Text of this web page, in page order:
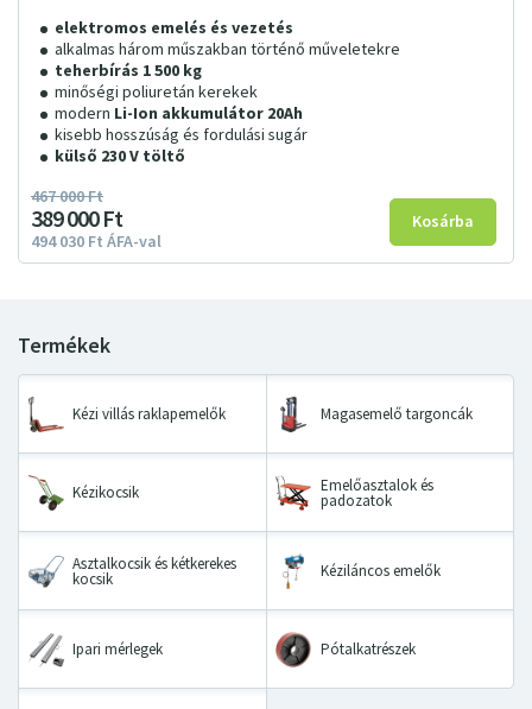
elektromos emelés és vezetés
alkalmas három műszakban történő műveletekre
teherbírás 1 500 kg
minőségi poliuretán kerekek
modern Li-Ion akkumulátor 20Ah
kisebb hosszúság és fordulási sugár
külső 230 V töltő
467000Ft
389000Ft
494 030 Ft ÁFA-val
Kézi villás raklapemelők Magasemelő targoncák
Kézikocsik Emelőasztalok és
padozatok
Asztalkocsik és kétkerekes
kocsik Kéziláncos emelők
Ipari mérlegek Pótalkatrészek